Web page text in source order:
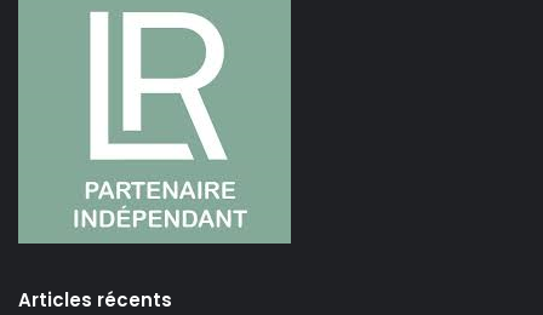
Articles récents